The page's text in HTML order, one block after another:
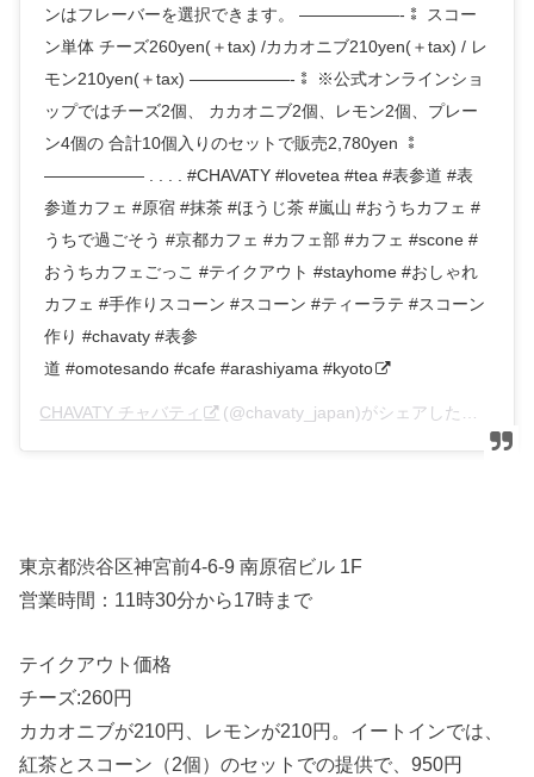
ンはフレーバーを選択できます。 ——————-⁑ スコー
ン単体 チーズ260yen(＋tax) /カカオニブ210yen(＋tax) / レ
モン210yen(＋tax) ——————-⁑ ※公式オンラインショ
ップではチーズ2個、 カカオニブ2個、レモン2個、プレー
ン4個の 合計10個入りのセットで販売2,780yen ⁑
—————— . . . . #CHAVATY #lovetea #tea #表参道 #表
参道カフェ #原宿 #抹茶 #ほうじ茶 #嵐山 #おうちカフェ #
うちで過ごそう #京都カフェ #カフェ部 #カフェ #scone #
おうちカフェごっこ #テイクアウト #stayhome #おしゃれ
カフェ #手作りスコーン #スコーン #ティーラテ #スコーン
作り #chavaty #表参
道 #omotesando #cafe #arashiyama #kyoto
CHAVATY チャバティ (@chavaty_japan)がシェアした投稿 –
東京都渋谷区神宮前4-6-9 南原宿ビル 1F
営業時間：11時30分から17時まで
テイクアウト価格
チーズ:260円
カカオニブが210円、レモンが210円。イートインでは、
紅茶とスコーン（2個）のセットでの提供で、950円